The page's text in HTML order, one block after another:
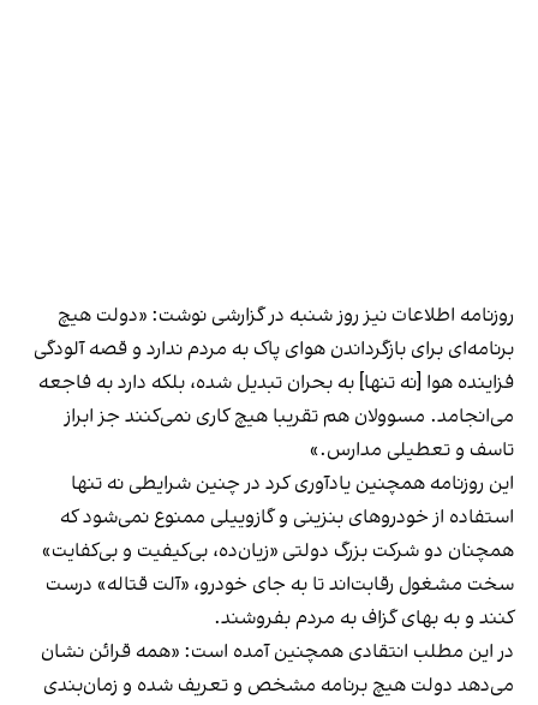
روزنامه اطلاعات نیز روز شنبه در گزارشی نوشت: «دولت هیچ
برنامه‌ای برای بازگرداندن هوای پاک به مردم ندارد و قصه آلودگی
فزاینده هوا [نه تنها] به بحران تبدیل شده، بلکه دارد به فاجعه
می‌انجامد. مسوولان هم تقریبا هیچ کاری نمی‌کنند جز ابراز
تاسف و تعطیلی مدارس.»
این روزنامه همچنین یادآوری کرد در چنین شرایطی نه تنها
استفاده از خودروهای بنزینی و گازوییلی ممنوع نمی‌شود که
همچنان دو شرکت بزرگ دولتی «زیان‌ده، بی‌کیفیت و بی‌کفایت»
سخت مشغول رقابت‌اند تا به جای خودرو، «آلت قتاله» درست
کنند و به بهای گزاف به مردم بفروشند.
در این مطلب انتقادی همچنین آمده است: «همه قرائن نشان
می‌دهد دولت هیچ برنامه مشخص و تعریف شده و زمان‌بندی